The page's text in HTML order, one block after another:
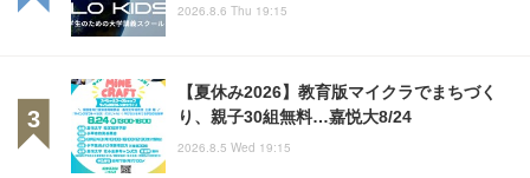
2026.8.6 Thu 19:15
【夏休み2026】教育版マイクラでまちづく
り、親子30組無料…嘉悦大8/24
2026.8.5 Wed 19:15